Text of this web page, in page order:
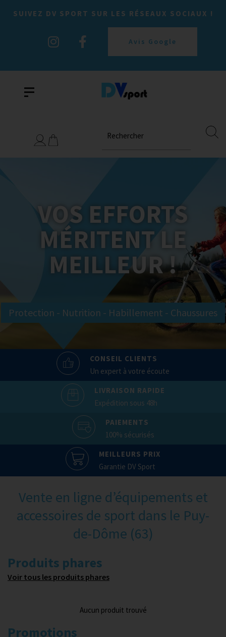
SUIVEZ DV SPORT SUR LES RÉSEAUX SOCIAUX !
Avis Google
Rechercher
VOS EFFORTS
MÉRITENT LE
MEILLEUR !
Protection - Nutrition - Habillement - Chaussures
CONSEIL CLIENTS
Un expert à votre écoute
LIVRAISON RAPIDE
Expédition sous 48h
PAIEMENTS
100% sécurisés
MEILLEURS PRIX
Garantie DV Sport
Vente en ligne d’équipements et
accessoires de sport dans le Puy-
de-Dôme (63)
Produits phares
Voir tous les produits phares
Aucun produit trouvé
Promotions